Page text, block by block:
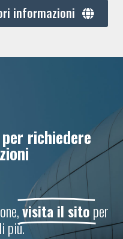
informazioni
richiedere
visita il sitoper
più.